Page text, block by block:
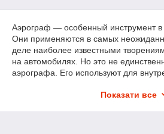
Аэрограф ― особенный инструмент в
Они применяются в самых
деле наиболее известными
на автомобилях. Но это не
аэрографа. Его используют для
изделий и мелких деталей, и даже в
Показати все